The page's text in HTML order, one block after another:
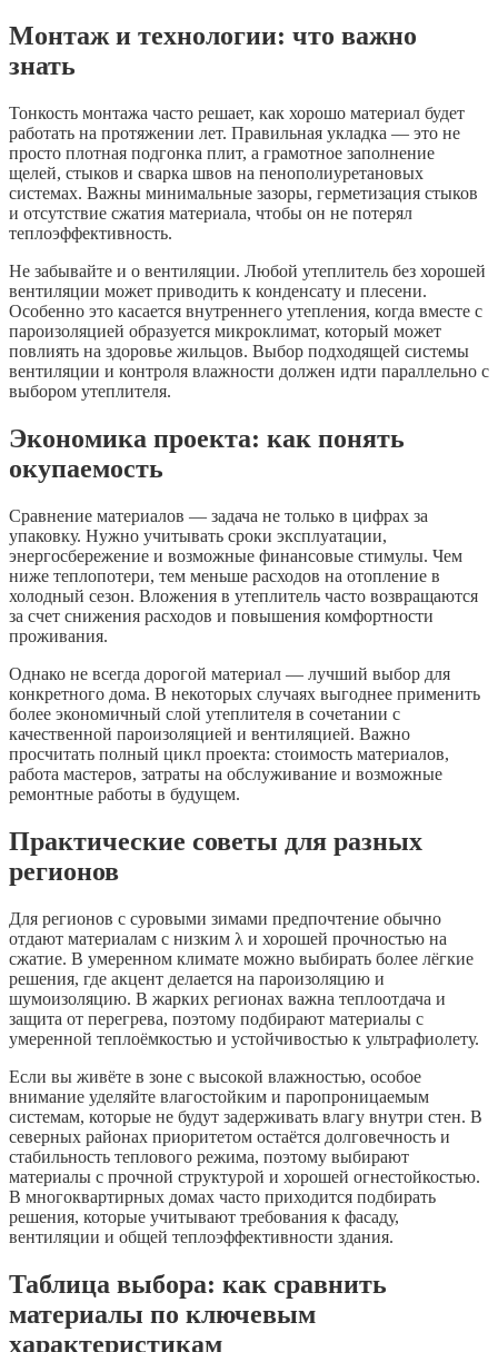
Монтаж и технологии: что важно
знать
Тонкость монтажа часто решает, как хорошо материал будет
работать на протяжении лет. Правильная укладка — это не
просто плотная подгонка плит, а грамотное заполнение
щелей, стыков и сварка швов на пенополиуретановых
системах. Важны минимальные зазоры, герметизация стыков
и отсутствие сжатия материала, чтобы он не потерял
теплоэффективность.
Не забывайте и о вентиляции. Любой утеплитель без хорошей
вентиляции может приводить к конденсату и плесени.
Особенно это касается внутреннего утепления, когда вместе с
пароизоляцией образуется микроклимат, который может
повлиять на здоровье жильцов. Выбор подходящей системы
вентиляции и контроля влажности должен идти параллельно с
выбором утеплителя.
Экономика проекта: как понять
окупаемость
Сравнение материалов — задача не только в цифрах за
упаковку. Нужно учитывать сроки эксплуатации,
энергосбережение и возможные финансовые стимулы. Чем
ниже теплопотери, тем меньше расходов на отопление в
холодный сезон. Вложения в утеплитель часто возвращаются
за счет снижения расходов и повышения комфортности
проживания.
Однако не всегда дорогой материал — лучший выбор для
конкретного дома. В некоторых случаях выгоднее применить
более экономичный слой утеплителя в сочетании с
качественной пароизоляцией и вентиляцией. Важно
просчитать полный цикл проекта: стоимость материалов,
работа мастеров, затраты на обслуживание и возможные
ремонтные работы в будущем.
Практические советы для разных
регионов
Для регионов с суровыми зимами предпочтение обычно
отдают материалам с низким λ и хорошей прочностью на
сжатие. В умеренном климате можно выбирать более лёгкие
решения, где акцент делается на пароизоляцию и
шумоизоляцию. В жарких регионах важна теплоотдача и
защита от перегрева, поэтому подбирают материалы с
умеренной теплоёмкостью и устойчивостью к ультрафиолету.
Если вы живёте в зоне с высокой влажностью, особое
внимание уделяйте влагостойким и паропроницаемым
системам, которые не будут задерживать влагу внутри стен. В
северных районах приоритетом остаётся долговечность и
стабильность теплового режима, поэтому выбирают
материалы с прочной структурой и хорошей огнестойкостью.
В многоквартирных домах часто приходится подбирать
решения, которые учитывают требования к фасаду,
вентиляции и общей теплоэффективности здания.
Таблица выбора: как сравнить
материалы по ключевым
характеристикам